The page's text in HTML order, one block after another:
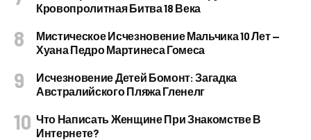
Кровопролитная Битва 18 Века
Мистическое Исчезновение Мальчика 10 Лет —
Хуана Педро Мартинеса Гомеса
Исчезновение Детей Бомонт: Загадка
Австралийского Пляжа Гленелг
Что Написать Женщине При Знакомстве В
Интернете?